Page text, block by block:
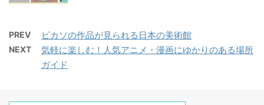
PREV ピカソの作品が見られる日本の美術館
NEXT
気軽に楽しむ！人気アニメ・漫画にゆかりのある場所
ガイド